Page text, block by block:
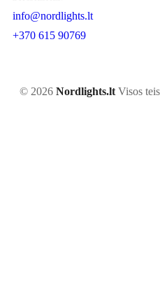
info@nordlights.lt
+370 615 90769
© 2026 Nordlights.lt Visos